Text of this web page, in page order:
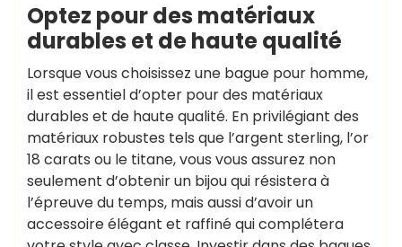
Optez pour des matériaux
durables et de haute qualité
Lorsque vous choisissez une bague pour homme,
il est essentiel d’opter pour des matériaux
durables et de haute qualité. En privilégiant des
matériaux robustes tels que l’argent sterling, l’or
18 carats ou le titane, vous vous assurez non
seulement d’obtenir un bijou qui résistera à
l’épreuve du temps, mais aussi d’avoir un
accessoire élégant et raffiné qui complétera